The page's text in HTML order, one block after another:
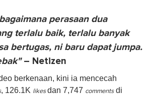
perasaan dua
terlalu baik, terlalu banyak
bertugas, ni baru dapat jumpa.
– Netizen
berkenaan, kini ia mencecah
, 126.1K likesdan 7,747 commentsdi